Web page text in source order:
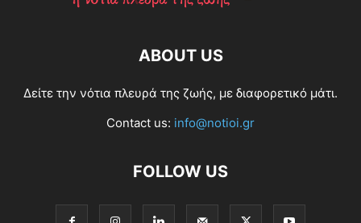
ABOUT US
Δείτε την νότια πλευρά της ζωής, με διαφορετικό μάτι.
Contact us: info@notioi.gr
FOLLOW US